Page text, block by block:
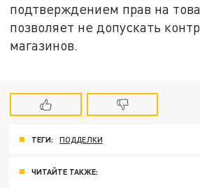
подтверждением прав на
позволяет не допускать
магазинов.
ТЕГИ: ПОДДЕЛКИ
ЧИТАЙТЕ ТАКЖЕ: